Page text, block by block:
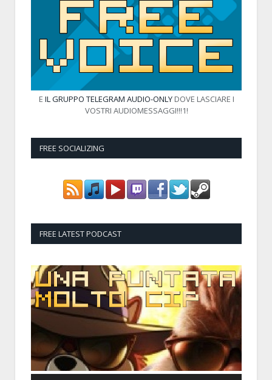
E IL GRUPPO TELEGRAM AUDIO-ONLYDOVE LASCIARE I
VOSTRI AUDIOMESSAGGI!!!1!
FREE SOCIALIZING
FREE LATEST PODCAST
Audio
Player